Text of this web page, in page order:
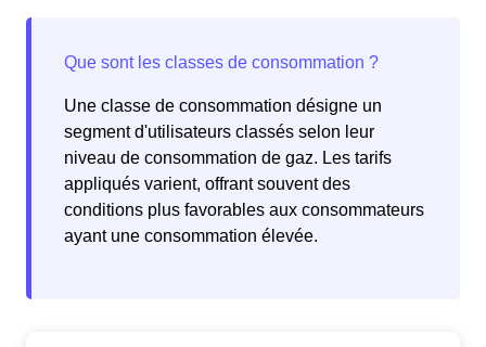
Une classe de consommation désigne un
segment d'utilisateurs classés selon leur
niveau de consommation de gaz. Les tarifs
appliqués varient, offrant souvent des
conditions plus favorables aux consommateurs
ayant une consommation élevée.